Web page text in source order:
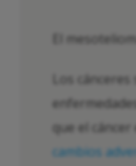
El
Los
que el
cambios